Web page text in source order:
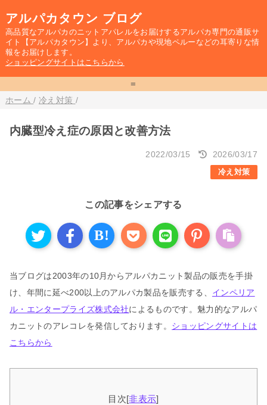
アルパカタウン ブログ
高品質なアルパカのニットアパレルをお届けするアルパカ専門の通販サ
イト【アルパカタウン】より、アルパカや現地ペルーなどの耳寄りな情
報をお届けします。
ショッピングサイトはこちらから
=
ホーム / 冷え対策 /
内臓型冷え症の原因と改善方法
2022/03/15
2026/03/17
冷え対策
この記事をシェアする
B!
当ブログは2003年の10月からアルパカニット製品の販売を手掛
け、年間に延べ200以上のアルパカ製品を販売する、 インペリア
ル・エンタープライズ株式会社によるものです。魅力的なアルパ
カニットのアレコレを発信しております。 ショッピングサイトは
こちらから
目次[非表示]